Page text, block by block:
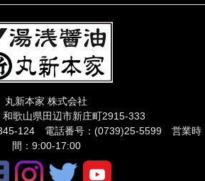
丸新本家 株式会社
歌山県田辺市新庄町2915-333
124 電話番号：(0739)25-5599 営業時
間：9:00-17:00